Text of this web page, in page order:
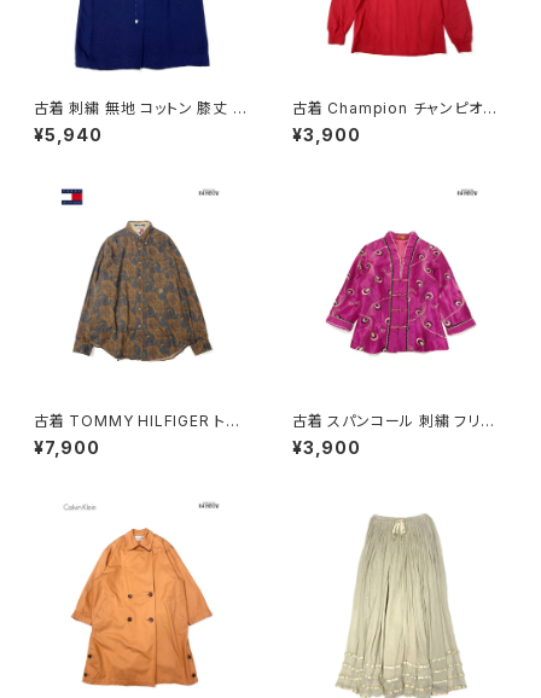
古着 刺繍 無地 コットン 膝丈 ス
カート 紺 (ba2607004)
¥5,940
古着 Champion チャンピオン
ロゴ コットン100％ 長袖 Ｔシャ
ツ 赤 (ttu2501067)
¥3,900
古着 TOMMY HILFIGER トミ
ーヒルフィガー 前開き 総柄 ペ
イズリー柄 コットン100％ 長袖
¥7,900
古着 スパンコール 刺繍 フリル
前開き 総柄 長袖 ブラウス ピン
ク (ttu2501145)
¥3,900